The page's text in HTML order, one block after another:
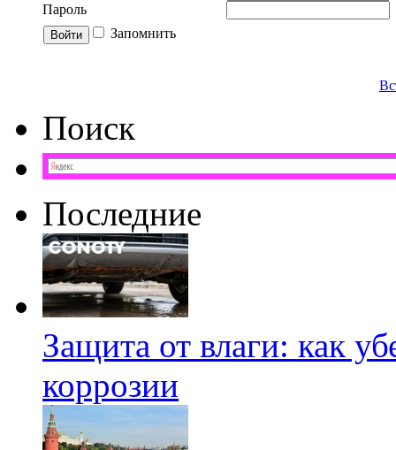
Пароль
Запомнить
Поиск
Последние
Защита от влаги: как
коррозии